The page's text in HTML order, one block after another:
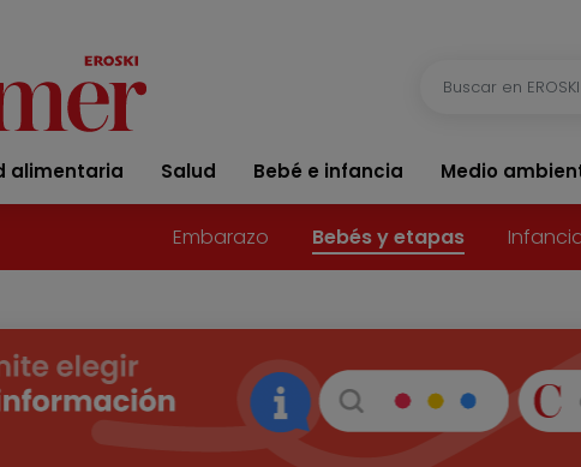
alimentaria Salud Bebé e infancia Medio
Embarazo Bebés y etapas